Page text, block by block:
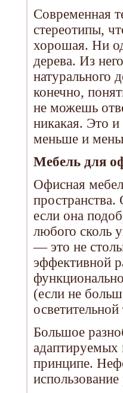
Современная
стереотипы,
хорошая. Ни
дерева. Из
натурального
конечно,
не можешь
никакая. Это и
меньше и
Мебель для
Офисная
если она
любого сколь
— это не
эффективной
(если не
осветительной
Большое
принципе.